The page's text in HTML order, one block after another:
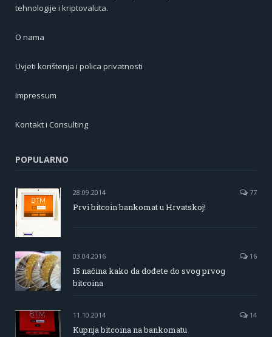
tehnologije i kriptovaluta.
O nama
Uvjeti korištenja i polica privatnosti
Impressum
Kontakt i Consulting
POPULARNO
28.09.2014 77
Prvi bitcoin bankomat u Hrvatskoj!
03.04.2016 16
15 načina kako da dođete do svog prvog
bitcoina
11.10.2014 14
Kupnja bitcoina na bankomatu